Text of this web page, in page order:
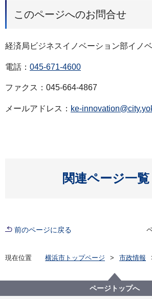
このページへのお問合せ
経済局ビジネスイノベーション部イノ
電話： 045-671-4600
ファクス：045-664-4867
メールアドレス： ke-
関連ページ一覧
開く
前のページに戻る
現在位置 横浜市トップページ
市政情報
横浜市・千葉市間でカイトプレー
します
ページトップへ